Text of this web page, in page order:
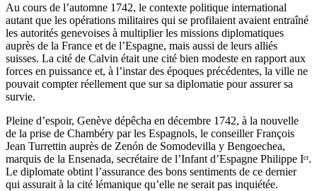
Au cours de l’automne 1742, le contexte politique international
autant que les opérations militaires qui se profilaient avaient entraîné
les autorités genevoises à multiplier les missions diplomatiques
auprès de la France et de l’Espagne, mais aussi de leurs alliés
suisses. La cité de Calvin était une cité bien modeste en rapport aux
forces en puissance et, à l’instar des époques précédentes, la ville ne
pouvait compter réellement que sur sa diplomatie pour assurer sa
survie.
Pleine d’espoir, Genève dépêcha en décembre 1742, à la nouvelle
de la prise de Chambéry par les Espagnols, le conseiller François
Jean Turrettin auprès de Zenón de Somodevilla y Bengoechea,
marquis de la Ensenada, secrétaire de l’Infant d’Espagne Philippe Iᵉʳ.
Le diplomate obtint l’assurance des bons sentiments de ce dernier
qui assurait à la cité lémanique qu’elle ne serait pas inquiétée.